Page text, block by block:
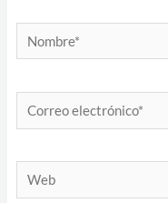
Nombre*
Correo
electrónico*
Web